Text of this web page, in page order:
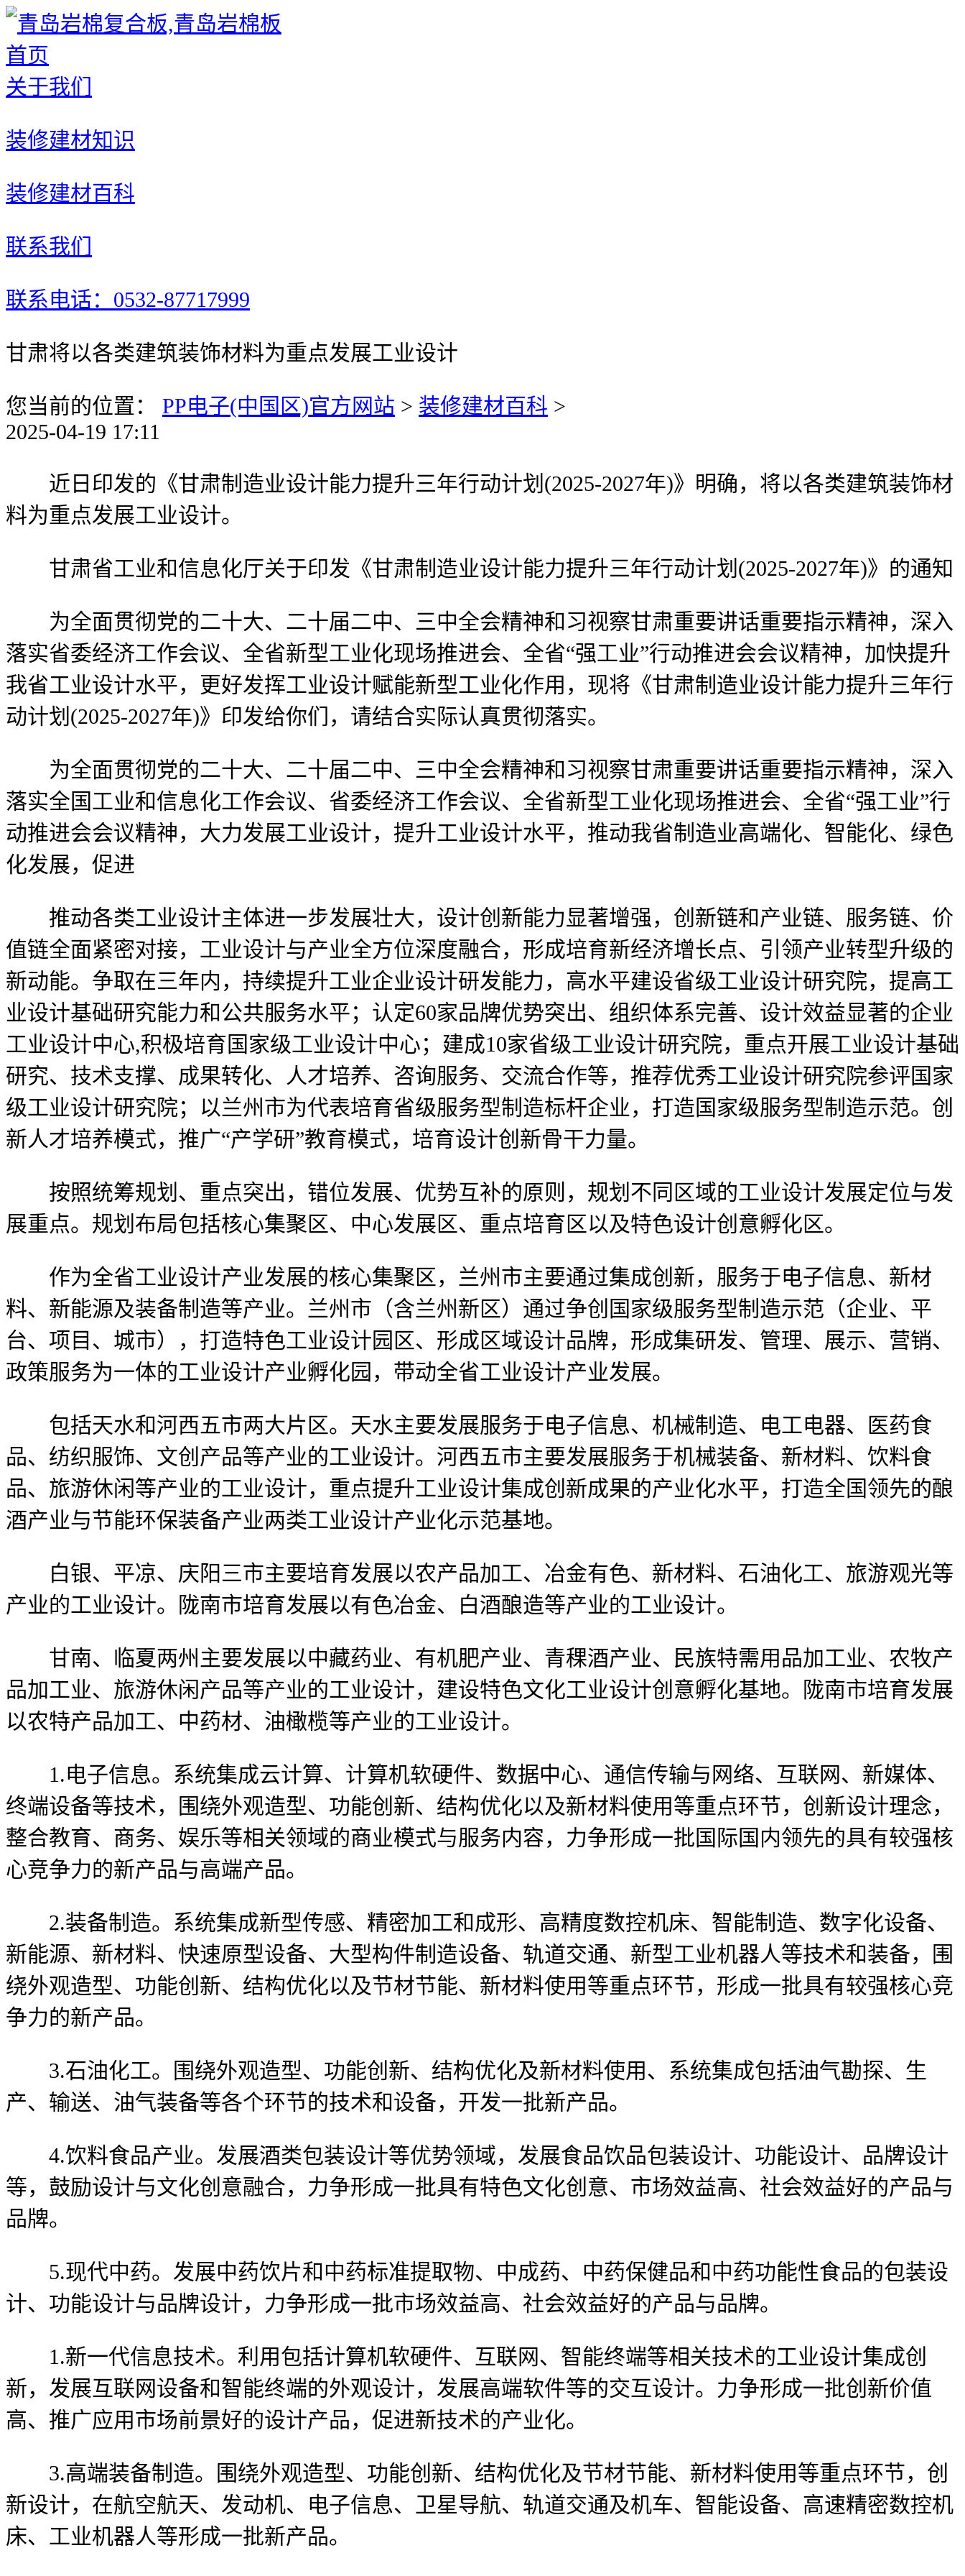
首页
关于我们
装修建材知识
装修建材百科
联系我们
联系电话：0532-87717999
甘肃将以各类建筑装饰材料为重点发展工业设计
您当前的位置： PP电子(中国区)官方网站 > 装修建材百科 >
2025-04-19 17:11
近日印发的《甘肃制造业设计能力提升三年行动计划(2025-2027年)》明确，将以各类建筑装饰材
料为重点发展工业设计。
甘肃省工业和信息化厅关于印发《甘肃制造业设计能力提升三年行动计划(2025-2027年)》的通知
为全面贯彻党的二十大、二十届二中、三中全会精神和习视察甘肃重要讲话重要指示精神，深入
落实省委经济工作会议、全省新型工业化现场推进会、全省“强工业”行动推进会会议精神，加快提升
我省工业设计水平，更好发挥工业设计赋能新型工业化作用，现将《甘肃制造业设计能力提升三年行
动计划(2025-2027年)》印发给你们，请结合实际认真贯彻落实。
为全面贯彻党的二十大、二十届二中、三中全会精神和习视察甘肃重要讲话重要指示精神，深入
落实全国工业和信息化工作会议、省委经济工作会议、全省新型工业化现场推进会、全省“强工业”行
动推进会会议精神，大力发展工业设计，提升工业设计水平，推动我省制造业高端化、智能化、绿色
化发展，促进
推动各类工业设计主体进一步发展壮大，设计创新能力显著增强，创新链和产业链、服务链、价
值链全面紧密对接，工业设计与产业全方位深度融合，形成培育新经济增长点、引领产业转型升级的
新动能。争取在三年内，持续提升工业企业设计研发能力，高水平建设省级工业设计研究院，提高工
业设计基础研究能力和公共服务水平；认定60家品牌优势突出、组织体系完善、设计效益显著的企业
工业设计中心,积极培育国家级工业设计中心；建成10家省级工业设计研究院，重点开展工业设计基础
研究、技术支撑、成果转化、人才培养、咨询服务、交流合作等，推荐优秀工业设计研究院参评国家
级工业设计研究院；以兰州市为代表培育省级服务型制造标杆企业，打造国家级服务型制造示范。创
新人才培养模式，推广“产学研”教育模式，培育设计创新骨干力量。
按照统筹规划、重点突出，错位发展、优势互补的原则，规划不同区域的工业设计发展定位与发
展重点。规划布局包括核心集聚区、中心发展区、重点培育区以及特色设计创意孵化区。
作为全省工业设计产业发展的核心集聚区，兰州市主要通过集成创新，服务于电子信息、新材
料、新能源及装备制造等产业。兰州市（含兰州新区）通过争创国家级服务型制造示范（企业、平
台、项目、城市），打造特色工业设计园区、形成区域设计品牌，形成集研发、管理、展示、营销、
政策服务为一体的工业设计产业孵化园，带动全省工业设计产业发展。
包括天水和河西五市两大片区。天水主要发展服务于电子信息、机械制造、电工电器、医药食
品、纺织服饰、文创产品等产业的工业设计。河西五市主要发展服务于机械装备、新材料、饮料食
品、旅游休闲等产业的工业设计，重点提升工业设计集成创新成果的产业化水平，打造全国领先的酿
酒产业与节能环保装备产业两类工业设计产业化示范基地。
白银、平凉、庆阳三市主要培育发展以农产品加工、冶金有色、新材料、石油化工、旅游观光等
产业的工业设计。陇南市培育发展以有色冶金、白酒酿造等产业的工业设计。
甘南、临夏两州主要发展以中藏药业、有机肥产业、青稞酒产业、民族特需用品加工业、农牧产
品加工业、旅游休闲产品等产业的工业设计，建设特色文化工业设计创意孵化基地。陇南市培育发展
以农特产品加工、中药材、油橄榄等产业的工业设计。
1.电子信息。系统集成云计算、计算机软硬件、数据中心、通信传输与网络、互联网、新媒体、
终端设备等技术，围绕外观造型、功能创新、结构优化以及新材料使用等重点环节，创新设计理念，
整合教育、商务、娱乐等相关领域的商业模式与服务内容，力争形成一批国际国内领先的具有较强核
心竞争力的新产品与高端产品。
2.装备制造。系统集成新型传感、精密加工和成形、高精度数控机床、智能制造、数字化设备、
新能源、新材料、快速原型设备、大型构件制造设备、轨道交通、新型工业机器人等技术和装备，围
绕外观造型、功能创新、结构优化以及节材节能、新材料使用等重点环节，形成一批具有较强核心竞
争力的新产品。
3.石油化工。围绕外观造型、功能创新、结构优化及新材料使用、系统集成包括油气勘探、生
产、输送、油气装备等各个环节的技术和设备，开发一批新产品。
4.饮料食品产业。发展酒类包装设计等优势领域，发展食品饮品包装设计、功能设计、品牌设计
等，鼓励设计与文化创意融合，力争形成一批具有特色文化创意、市场效益高、社会效益好的产品与
品牌。
5.现代中药。发展中药饮片和中药标准提取物、中成药、中药保健品和中药功能性食品的包装设
计、功能设计与品牌设计，力争形成一批市场效益高、社会效益好的产品与品牌。
1.新一代信息技术。利用包括计算机软硬件、互联网、智能终端等相关技术的工业设计集成创
新，发展互联网设备和智能终端的外观设计，发展高端软件等的交互设计。力争形成一批创新价值
高、推广应用市场前景好的设计产品，促进新技术的产业化。
3.高端装备制造。围绕外观造型、功能创新、结构优化及节材节能、新材料使用等重点环节，创
新设计，在航空航天、发动机、电子信息、卫星导航、轨道交通及机车、智能设备、高速精密数控机
床、工业机器人等形成一批新产品。